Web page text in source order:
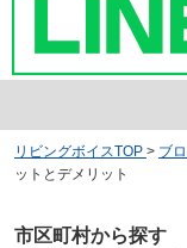
リビングボイスTOP > ブ
ットとデメリット
市区町村から探す